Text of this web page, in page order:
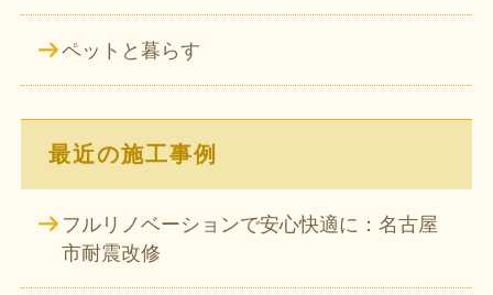
ペットと暮らす
最近の施工事例
フルリノベーションで安心快適に：名古屋
市耐震改修